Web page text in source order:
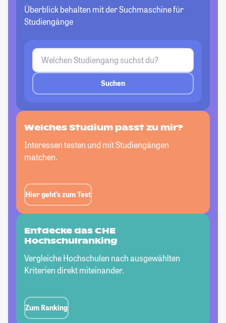
Überblick behalten mit der Suchmaschine für
Studiengänge
Suchen
Welches Studium passtzu mir?
Interessen testen und mit Studiengängen
matchen.
Hier geht’s zum Test
Entdecke das CHE
Hochschulranking
Vergleiche Hochschulen nach ausgewählten
Kriterien direkt miteinander.
Zum Ranking